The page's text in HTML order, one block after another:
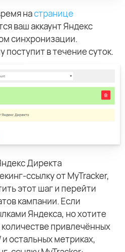
настранице
ваш аккаунт Яндекс
синхронизации.
поступит в течение суток.
Директа
ссылку от MyTracker,
этот шаг и перейти
кампании. Если
Яндекса, но хотите
привлечённых
и остальных метриках,